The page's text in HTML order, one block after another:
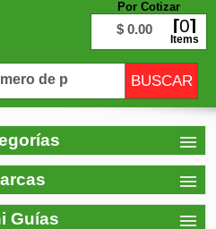
Por Cotizar
$ 0.00 0
Items
Guías